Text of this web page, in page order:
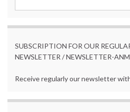
SUBSCRIPTION FOR OUR
NEWSLETTER / NEWSLETTER-
Receive regularly our newsletter